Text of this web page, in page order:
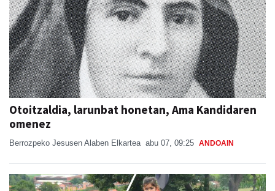
Otoitzaldia, larunbat honetan, Ama Kandidaren
omenez
Berrozpeko Jesusen Alaben Elkartea abu 07, 09:25 ANDOAIN